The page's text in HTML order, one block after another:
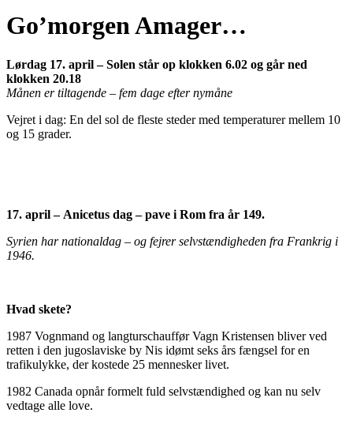
Go’morgen Amager…
Lørdag 17. april – Solen står op klokken 6.02 og går ned
klokken 20.18
Månen er tiltagende – fem dage efter nymåne
Vejret i dag: En del sol de fleste steder med temperaturer mellem 10
og 15 grader.
17. april – Anicetus dag – pave i Rom fra år 149.
Syrien har nationaldag – og fejrer selvstændigheden fra Frankrig i
1946.
Hvad skete?
1987 Vognmand og langturschauffør Vagn Kristensen bliver ved
retten i den jugo­slaviske by Nis idømt seks års fængsel for en
trafikulykke, der kostede 25 mennesker livet.
1982 Canada opnår formelt fuld selvstændighed og kan nu selv
vedtage alle love.